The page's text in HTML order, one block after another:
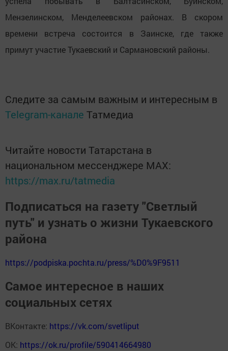
Мензелинском, Менделеевском районах. В скором
времени встреча состоится в Заинске, где также
примут участие Тукаевский и Сармановский районы.
Следите за самым важным и интересным в
Telegram-канале Татмедиа
Читайте новости Татарстана в
национальном мессенджере MАХ:
https://max.ru/tatmedia
Подписаться на газету "Светлый
путь" и узнать о жизни Тукаевского
района
https://podpiska.pochta.ru/press/%D0%9F9511
Самое интересное в наших
социальных сетях
ВКонтакте: https://vk.com/svetliput
ОК: https://ok.ru/profile/590414664980